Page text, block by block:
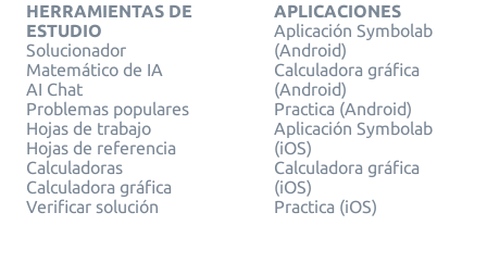
HERRAMIENTAS DE
ESTUDIO
Solucionador
Matemático de IA
AI Chat
Problemas populares
Hojas de trabajo
Hojas de referencia
Calculadoras
Calculadora gráfica
Verificar solución
APLICACIONES
Aplicación Symbolab
(Android)
Calculadora gráfica
(Android)
Practica (Android)
Aplicación Symbolab
(iOS)
Calculadora gráfica
(iOS)
Practica (iOS)